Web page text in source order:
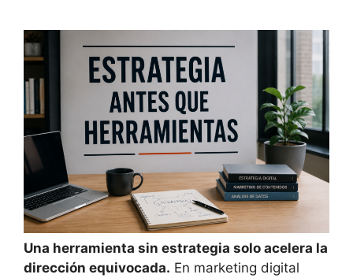
Una herramienta sin estrategia solo acelera la
dirección equivocada. En marketing digital